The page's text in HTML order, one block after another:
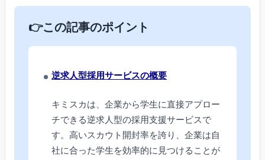
👉この記事のポイント
逆求人型採用サービスの概要
キミスカは、企業から学生に直接アプロー
チできる逆求人型の採用支援サービスで
す。高いスカウト開封率を誇り、企業は自
社に合った学生を効率的に見つけることが